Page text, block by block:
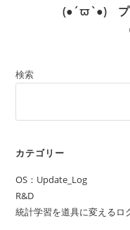
(●´ϖ`●) プ
検索
カテゴリー
OS：Update_Log
R&D
統計学習を道具に変えるロ